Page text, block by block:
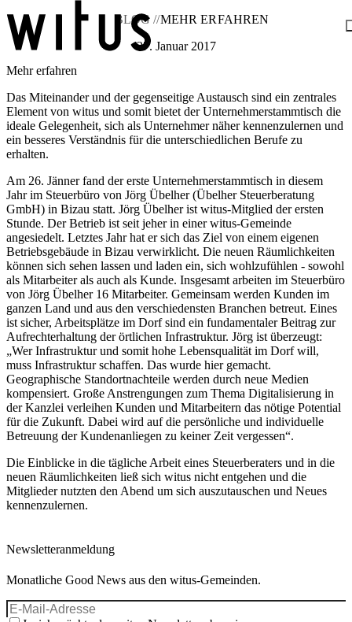
Blog
Projekte
Mitglieder
Service
KEM witus
Kontakt
BLOG //MEHR ERFAHREN
27. Januar 2017
Mehr erfahren
Das Miteinander und der gegenseitige Austausch sind ein zentrales
Element von witus und somit bietet der Unternehmerstammtisch die
ideale Gelegenheit, sich als Unternehmer näher kennenzulernen und
ein besseres Verständnis für die unterschiedlichen Berufe zu
erhalten.
Am 26. Jänner fand der erste Unternehmerstammtisch in diesem
Jahr im Steuerbüro von Jörg Übelher (Übelher Steuerberatung
GmbH) in Bizau statt. Jörg Übelher ist witus-Mitglied der ersten
Stunde. Der Betrieb ist seit jeher in einer witus-Gemeinde
angesiedelt. Letztes Jahr hat er sich das Ziel von einem eigenen
Betriebsgebäude in Bizau verwirklicht. Die neuen Räumlichkeiten
können sich sehen lassen und laden ein, sich wohlzufühlen - sowohl
als Mitarbeiter als auch als Kunde. Insgesamt arbeiten im Steuerbüro
von Jörg Übelher 16 Mitarbeiter. Gemeinsam werden Kunden im
ganzen Land und aus den verschiedensten Branchen betreut. Eines
ist sicher, Arbeitsplätze im Dorf sind ein fundamentaler Beitrag zur
Aufrechterhaltung der örtlichen Infrastruktur. Jörg ist überzeugt:
„Wer Infrastruktur und somit hohe Lebensqualität im Dorf will,
muss Infrastruktur schaffen. Das wurde hier gemacht.
Geographische Standortnachteile werden durch neue Medien
kompensiert. Große Anstrengungen zum Thema Digitalisierung in
der Kanzlei verleihen Kunden und Mitarbeitern das nötige Potential
für die Zukunft. Dabei wird auf die persönliche und individuelle
Betreuung der Kundenanliegen zu keiner Zeit vergessen“.
Die Einblicke in die tägliche Arbeit eines Steuerberaters und in die
neuen Räumlichkeiten ließ sich witus nicht entgehen und die
Mitglieder nutzten den Abend um sich auszutauschen und Neues
kennenzulernen.
Newsletteranmeldung
Monatliche Good News aus den witus-Gemeinden.